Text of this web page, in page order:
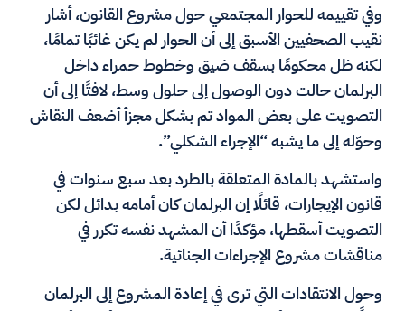
وفي تقييمه للحوار المجتمعي حول مشروع القانون، أشار
نقيب الصحفيين الأسبق إلى أن الحوار لم يكن غائبًا تمامًا،
لكنه ظل محكومًا بسقف ضيق وخطوط حمراء داخل
البرلمان حالت دون الوصول إلى حلول وسط، لافتًا إلى أن
التصويت على بعض المواد تم بشكل مجزأ أضعف النقاش
وحوّله إلى ما يشبه “الإجراء الشكلي”.
واستشهد بالمادة المتعلقة بالطرد بعد سبع سنوات في
قانون الإيجارات، قائلًا إن البرلمان كان أمامه بدائل لكن
التصويت أسقطها، مؤكدًا أن المشهد نفسه تكرر في
مناقشات مشروع الإجراءات الجنائية.
وحول الانتقادات التي ترى في إعادة المشروع إلى البرلمان